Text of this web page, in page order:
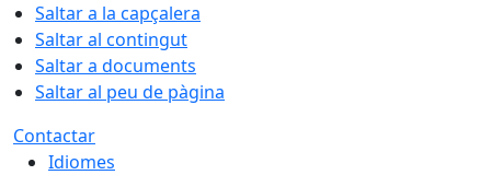
Saltar a la capçalera
Saltar al contingut
Saltar a documents
Saltar al peu de pàgina
Contactar
Idiomes